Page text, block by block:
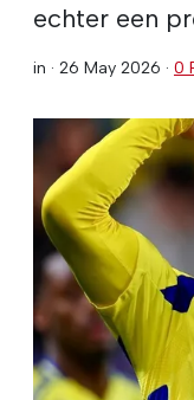
echter een
in · 26 May 2026 · 0